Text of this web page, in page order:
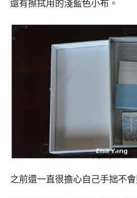
還有擦拭用的淺藍色小布。
之前還一直很擔心自己手拙不會